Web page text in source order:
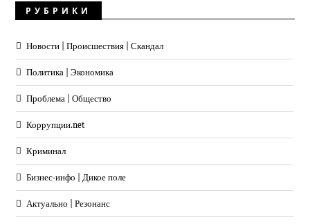
РУБРИКИ
Новости | Происшествия | Скандал
Политика | Экономика
Проблема | Общество
Коррупции.net
Криминал
Бизнес-инфо | Дикое поле
Актуально | Резонанс